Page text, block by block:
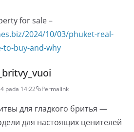
for sale –
2024/10/03/phuket-real-
to-buy-and-why
pada 14:22 Permalink
для гладкого бритья —
для настоящих ценителей